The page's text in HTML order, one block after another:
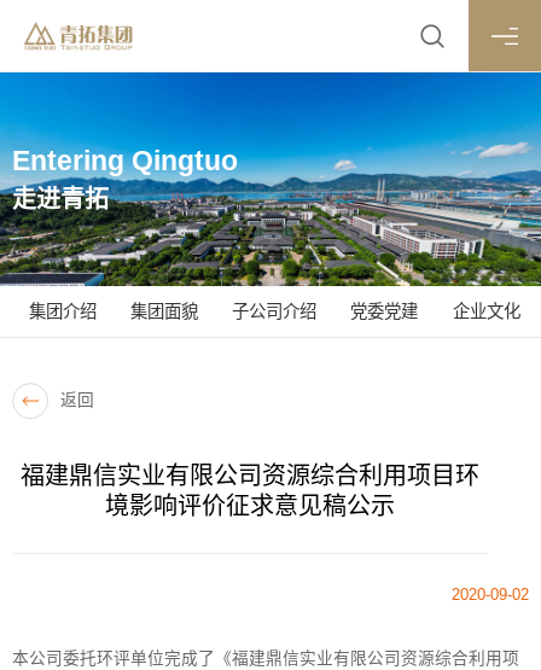
Entering Qingtuo
走进青拓
集团介绍 集团面貌 子公司介绍 党委党建 企业文化
返回
福建鼎信实业有限公司资源综合利用项目环
境影响评价征求意见稿公示
2020-09-02
本公司委托环评单位完成了《福建鼎信实业有限公司资源综合利用项